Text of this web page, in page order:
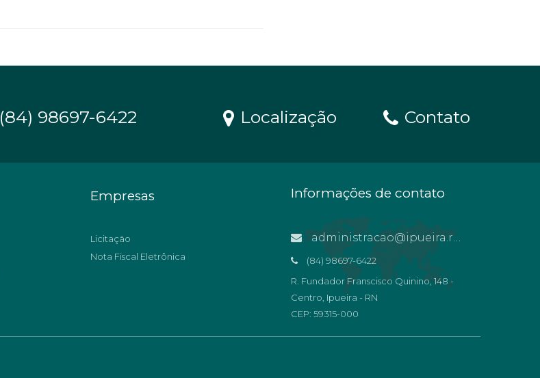
(84) 98697-6422 Localização Contato
Empresas
Licitação
Nota Fiscal Eletrônica
Informações de contato
administracao@ipueira.rn.gov.br
(84) 98697-6422
R. Fundador Franscisco Quinino, 148 -
Centro, Ipueira - RN
CEP: 59315-000